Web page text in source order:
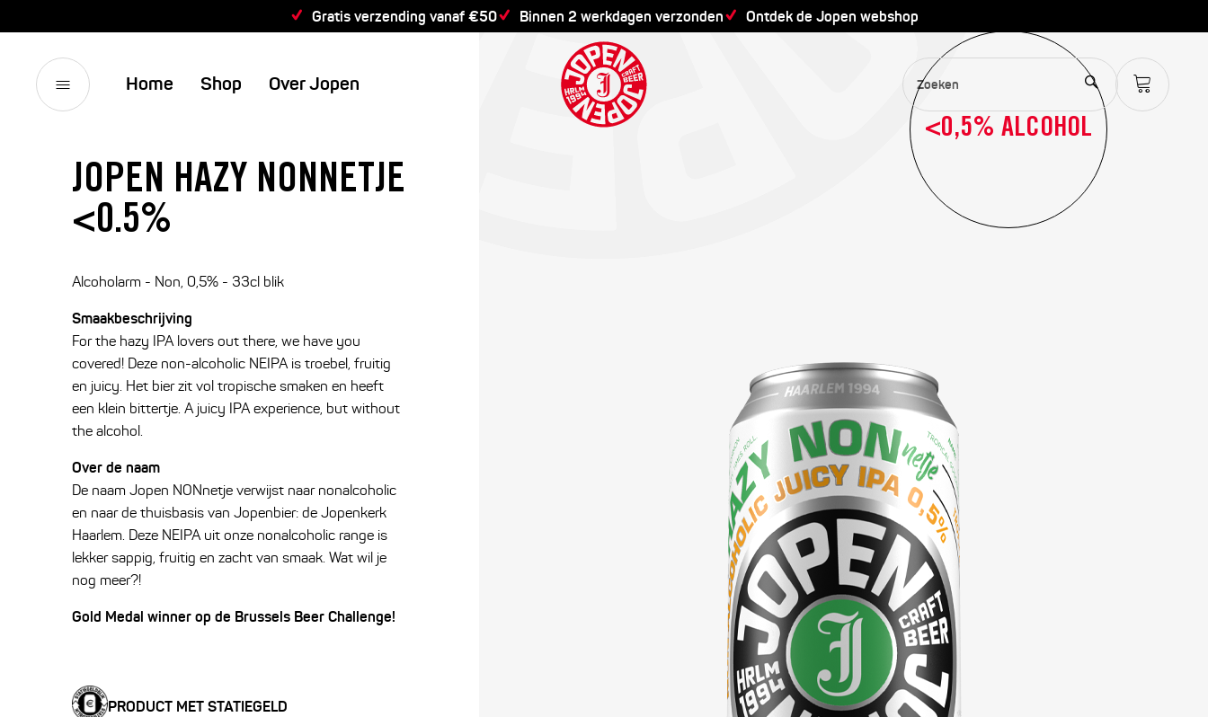
Gratis verzending vanaf €50 Binnen 2 werkdagen verzonden Ontdek de Jopen webshop
Home Shop Over Jopen
<0,5% ALCOHOL
JOPEN HAZY NONNETJE
<0.5%
Alcoholarm - Non, 0,5% - 33cl blik
Smaakbeschrijving
For the hazy IPA lovers out there, we have you
covered! Deze non-alcoholic NEIPA is troebel, fruitig
en juicy. Het bier zit vol tropische smaken en heeft
een klein bittertje. A juicy IPA experience, but without
the alcohol.
Over de naam
De naam Jopen NONnetje verwijst naar nonalcoholic
en naar de thuisbasis van Jopenbier: de Jopenkerk
Haarlem. Deze NEIPA uit onze nonalcoholic range is
lekker sappig, fruitig en zacht van smaak. Wat wil je
nog meer?!
Gold Medal winner op de Brussels Beer Challenge!
PRODUCT MET STATIEGELD